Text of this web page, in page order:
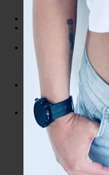
Košík
Žiadne produkty v